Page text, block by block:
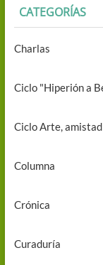
CATEGORÍAS
Charlas
Ciclo "Hiperión a
Ciclo Arte,
Columna
Crónica
Curaduría